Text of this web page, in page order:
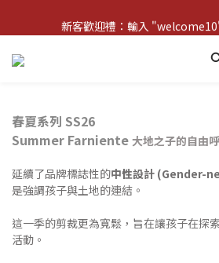
新客歡迎禮：輸入
新客歡迎禮：輸入
Pom d'Api 畢業特典 · 全品
春夏系列 SS26
Summer Farniente 大地之子的自由
延續了品牌標誌性的中性設計 (Gender-
是強調孩子與土地的連結。
這一季的剪裁更為寬鬆，旨在讓孩子在探
活動。